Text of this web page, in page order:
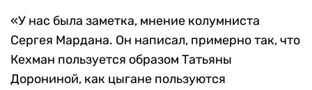
«У нас была заметка, мнение колумниста
Сергея Мардана. Он написал, примерно так, что
Кехман пользуется образом Татьяны
Дорониной, как цыгане пользуются